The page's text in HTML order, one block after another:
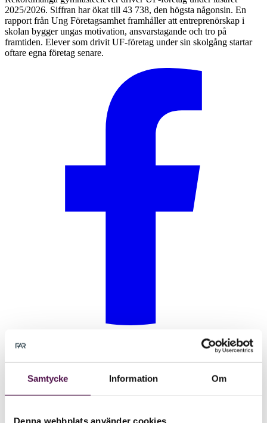
Samtycke Information Om
Denna webbplats använder cookies
2025/2026. Siffran har ökat till 43 738, den högsta någonsin. En
rapport från Ung Företagsamhet framhåller att entreprenörskap i
skolan bygger ungas motivation, ansvarstagande och tro på
framtiden. Elever som drivit UF-företag under sin skolgång startar
oftare egna företag senare.